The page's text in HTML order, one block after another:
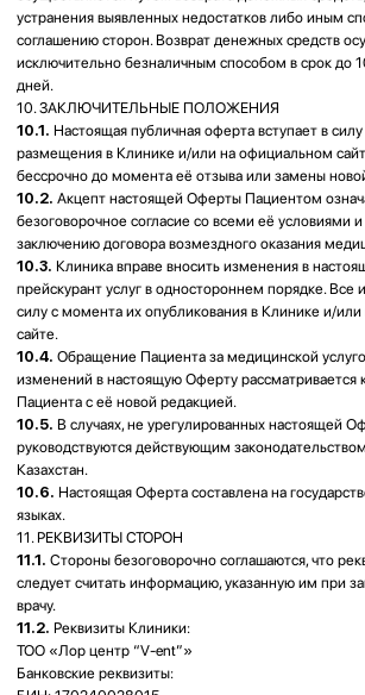
міндеттемесі туындайды.
3.4.Жұқпалы аурулары анықталған немесе күдікті Пациенттер
мамандандырылған медициналық ұйымдарға жолдануға тиіс.
Қауіпсіздікті қамтамасыз ету және тәртіпті сақтау мақсатында
Клиника аумағында бейнебақылау жүргізіледі.
3.6.Пациент дәрігерлік тағайындаулар мен ұсынымдарды орындамау
нашарлауына әкелуі мүмкін екендігі туралы хабардар етіледі. Пациенттің
тағайындауларды орындамауы салдарынан туындаған зардаптар үшін
Клиника жауаптылықтан босатылады.
Пациенттің мінез-құлық ережелерін өрескел бұзуы, медициналық
тағайындауларды жүйелі түрде орындамауы немесе персонал мен өзге
Пациенттердің қауіпсіздігіне қатер төндіруі жағдайларында Клиника
3.8.Белгіленген тәртіппен сақтауға тапсырылмаған Пациенттің жеке
заттарының сақталуына Клиника жауап бермейді.
4. ТӨЛЕМ ТӘРТІБІ
4.1. Медициналық қызметтердің құнын Клиника дербес белгілейді және
ол басшының бұйрығымен бекітілетін прейскурантта айқындалады.
Прейскурант Клиниканың ақпараттық тақтасына және/немесе ресми
табылады.
4.2.Дәрігердің консультациясының құнына тек эндоскопиялық тексеру
және тексеру нәтижелері бойынша қорытынды кіреді. Емдеу,
процедуралар, хирургиялық араласулар, зертханалық және аспаптық
зерттеулер, сондай-ақ өзге де диагностикалық іс-шаралар қолданыстағы
прейскурантқа сәйкес бөлек төленеді.
валютасымен (теңге) қолма-қол ақшамен, банк карталары арқылы
немесе Клиникада қолжетімді өзге тәсілдермен төленеді.
Клиникамен өзгеше тәртіп келісілмесе. Консультация немесе емдеу
процесінде тағайындалған қосымша қызметтер бөлек төленеді және
қажет.
4.5.Пациенттің емдеуді жалғастырудан бас тартуы немесе емдеу
курсын өз бастамасымен тоқтатуы жағдайында фактілік көрсетілген
4.6.Клиниканың кінәсінен көрсетілмеген қызметтер үшін төленген
ақша қаражаты тек қолма-қол ақшасыз тәсілмен қайтарылады. Қайтару